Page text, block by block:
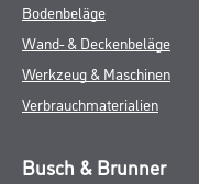
Bodenbeläge
Wand- & Deckenbeläge
Werkzeug & Maschinen
Verbrauchmaterialien
Busch & Brunner